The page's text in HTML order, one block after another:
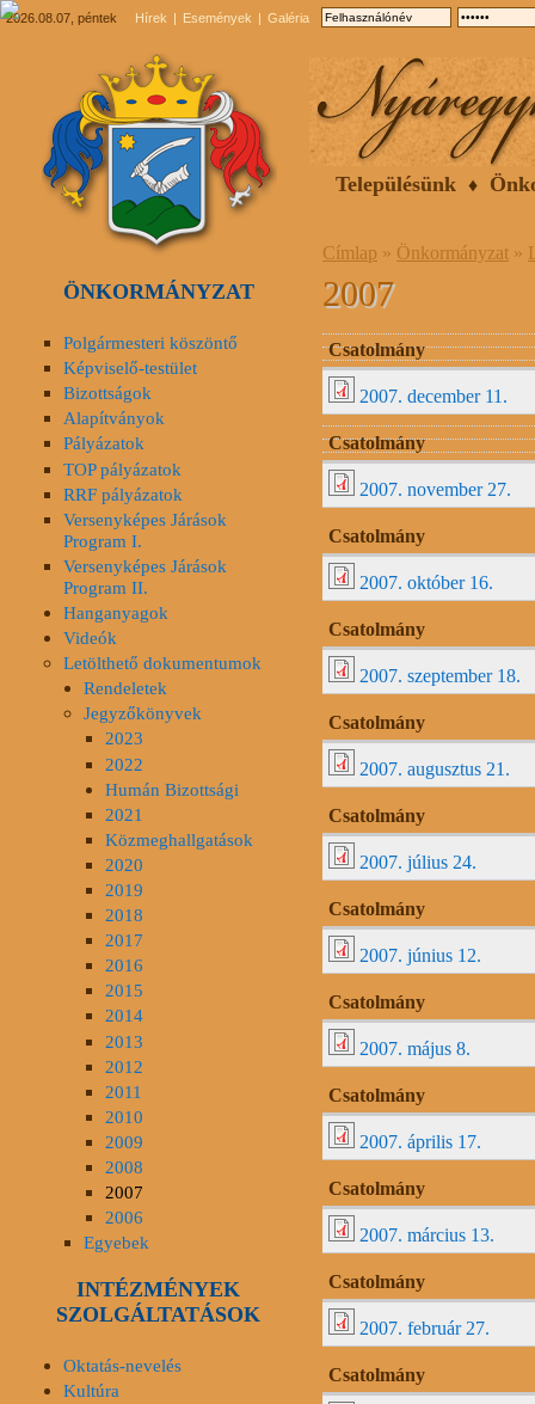
2026.08.07, péntek Hírek Események Galéria
Településünk
Címlap » Önkormányzat »
2007
Csatolmány
2007. december 11.
Csatolmány
2007. november 27.
Csatolmány
2007. október 16.
Csatolmány
2007. szeptember 18.
Csatolmány
2007. augusztus 21.
Csatolmány
2007. július 24.
Csatolmány
2007. június 12.
Csatolmány
2007. május 8.
Csatolmány
2007. április 17.
Csatolmány
2007. március 13.
Csatolmány
2007. február 27.
Csatolmány
ÖNKORMÁNYZAT
Polgármesteri köszöntő
Képviselő-testület
Bizottságok
Alapítványok
Pályázatok
TOP pályázatok
RRF pályázatok
Versenyképes Járások
Program I.
Versenyképes Járások
Program II.
Hanganyagok
Videók
Letölthető dokumentumok
Rendeletek
Jegyzőkönyvek
2023
2022
Humán Bizottsági
2021
Közmeghallgatások
2020
2019
2018
2017
2016
2015
2014
2013
2012
2011
2010
2009
2008
2007
2006
Egyebek
INTÉZMÉNYEK
SZOLGÁLTATÁSOK
Oktatás-nevelés
Kultúra